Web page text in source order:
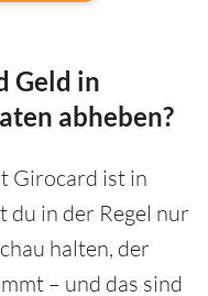
Geld in
abheben?
Girocard ist in
du in der Regel nur
halten, der
– und das sind